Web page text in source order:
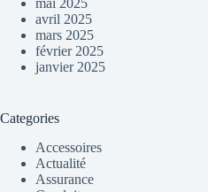
mai 2025
avril 2025
mars 2025
février 2025
janvier 2025
Categories
Accessoires
Actualité
Assurance